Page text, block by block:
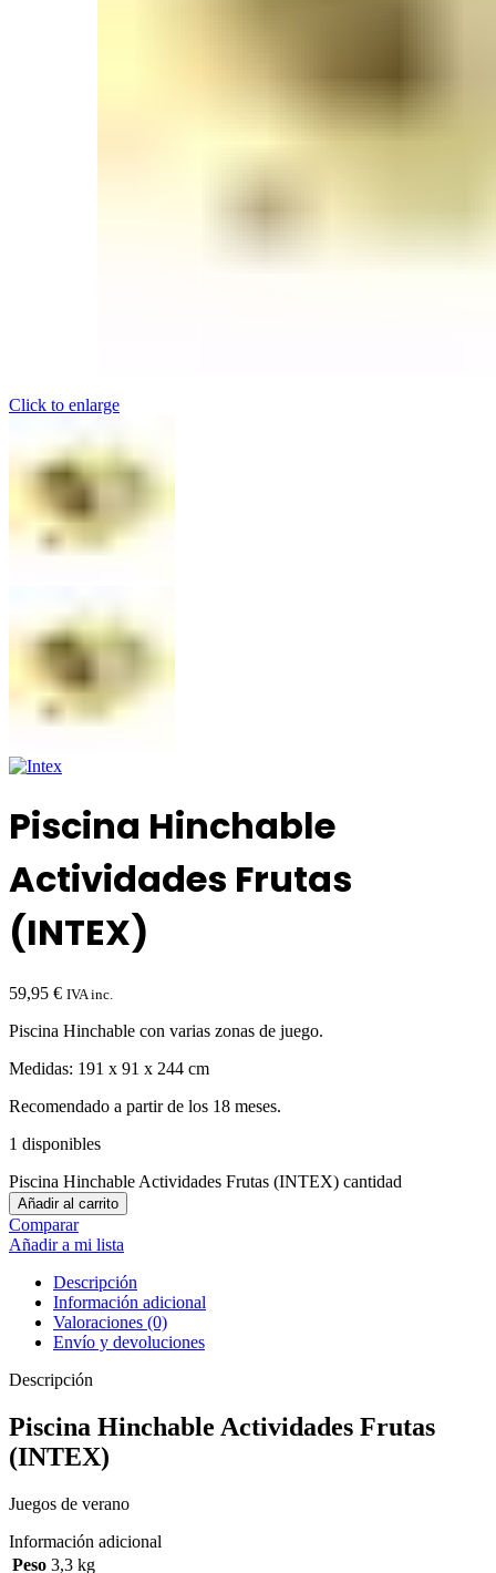
Click to enlarge
Piscina Hinchable
Actividades Frutas
(INTEX)
59,95 € IVA inc.
Piscina Hinchable con varias zonas de juego.
Medidas: 191 x 91 x 244 cm
Recomendado a partir de los 18 meses.
1 disponibles
Piscina Hinchable Actividades Frutas (INTEX) cantidad
Añadir al carrito
Comparar
Añadir a mi lista
Descripción
Información adicional
Valoraciones (0)
Envío y devoluciones
Descripción
Piscina Hinchable Actividades Frutas
(INTEX)
Juegos de verano
Información adicional
Peso 3,3 kg